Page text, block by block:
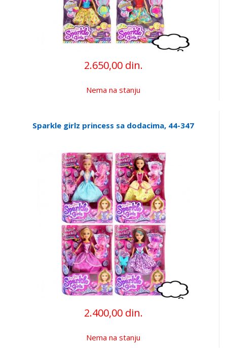
2.650,00 din.
Nema na stanju
Sparkle girlz princess sa dodacima, 44-347
2.400,00 din.
Nema na stanju